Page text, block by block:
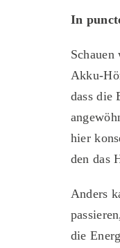
In
Akku-
dass die
hier
den das
Anders
die